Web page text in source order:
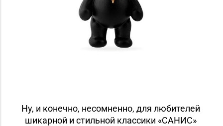
Ну, и конечно, несомненно, для любителей
шикарной и стильной классики «САНИС»